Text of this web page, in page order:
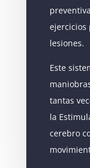
ejercicios
lesiones.
Este
tantas
la
cerebro